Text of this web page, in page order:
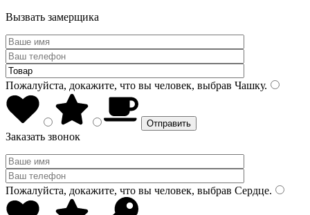
Вызвать замерщика
Пожалуйста, докажите, что вы человек, выбрав Чашку.
Заказать звонок
Пожалуйста, докажите, что вы человек, выбрав Сердце.